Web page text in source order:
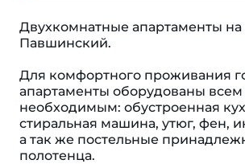
Двухкомнатные апартаменты на
Павшинский.
Для комфортного проживания
апартаменты оборудованы всем
необходимым: обустроенная
стиральная машина, утюг, фен,
а так же постельные
полотенца.